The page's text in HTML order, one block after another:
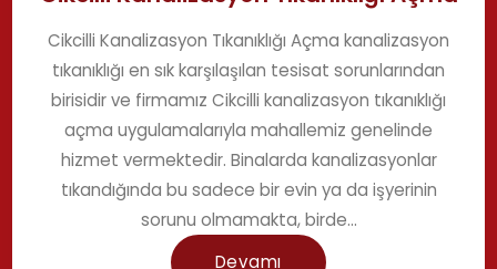
Cikcilli Kanalizasyon Tıkanıklığı Açma kanalizasyon
tıkanıklığı en sık karşılaşılan tesisat sorunlarından
birisidir ve firmamız Cikcilli kanalizasyon tıkanıklığı
açma uygulamalarıyla mahallemiz genelinde
hizmet vermektedir. Binalarda kanalizasyonlar
tıkandığında bu sadece bir evin ya da işyerinin
sorunu olmamakta, birde...
Devamı